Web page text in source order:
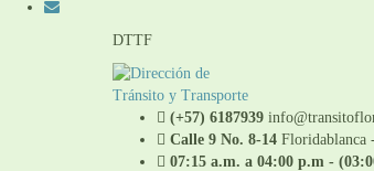
DTTF
(+57) 6187939
Calle 9 No. 8-14 Floridablanca
07:15 a.m. a 04:00 p.m -